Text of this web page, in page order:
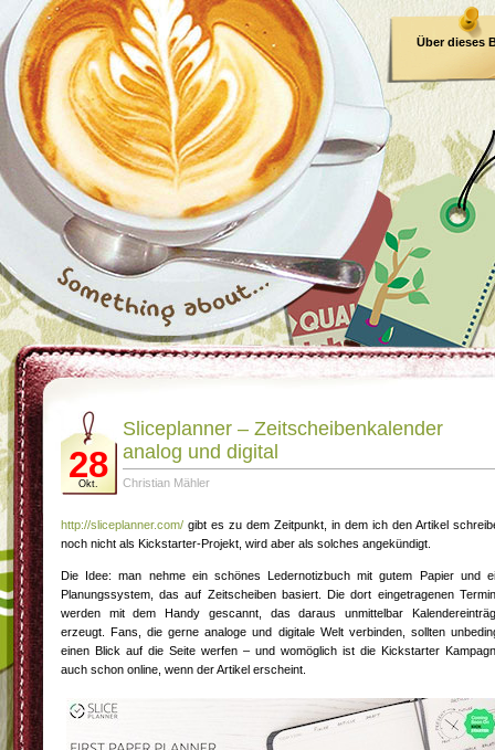
Über dieses
28
Okt.
Sliceplanner – Zeitscheibenkalender
analog und digital
Christian Mähler
http://sliceplanner.com/ gibt es zu dem Zeitpunkt, in dem ich den Artikel
noch nicht als Kickstarter-Projekt, wird aber als solches angekündigt.
Die Idee: man nehme ein schönes Ledernotizbuch mit gutem Papier und
Planungssystem, das auf Zeitscheiben basiert. Die dort eingetragenen
werden mit dem Handy gescannt, das daraus unmittelbar
erzeugt. Fans, die gerne analoge und digitale Welt verbinden, sollten
einen Blick auf die Seite werfen – und womöglich ist die Kickstarter
auch schon online, wenn der Artikel erscheint.